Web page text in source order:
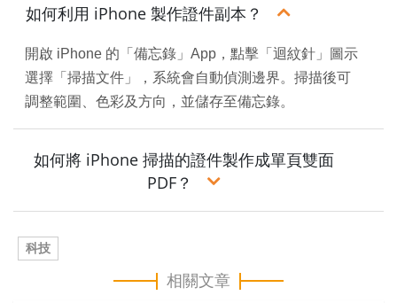
如何利用 iPhone 製作證件副本？
開啟 iPhone 的「備忘錄」App，點擊「迴紋針」圖示
選擇「掃描文件」，系統會自動偵測邊界。掃描後可
調整範圍、色彩及方向，並儲存至備忘錄。
如何將 iPhone 掃描的證件製作成單頁雙面
PDF？
科技
相關文章